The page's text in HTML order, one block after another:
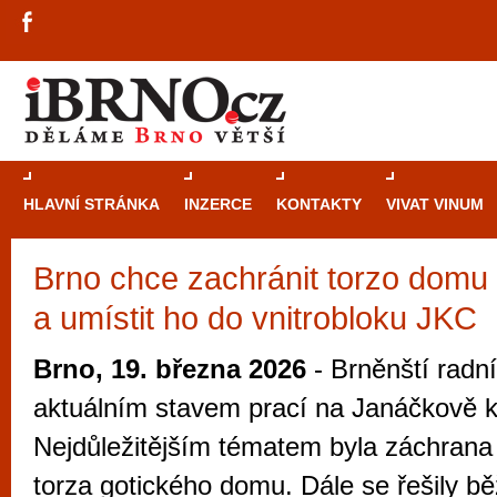
HLAVNÍ STRÁNKA INZERCE KONTAKTY VIVAT VINUM
Brno chce zachránit torzo
a umístit ho do vnitrobloku JKC
Brno, 19. března 2026 - Brněnští
aktuálním stavem prací na Janáčkově
Nejdůležitějším tématem byla
torza gotického domu. Dále se řešily
Průvodce
Brně: Od
Brno je
zajímavé
restaurace,
Mimo jiné je ale také místem, kde si